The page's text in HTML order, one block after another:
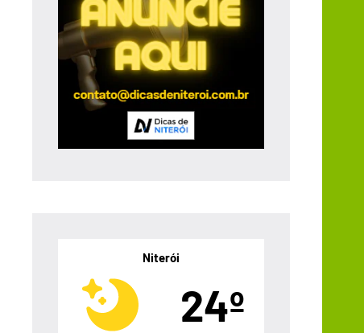
Niterói
24º